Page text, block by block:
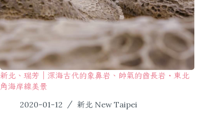
新北、瑞芳｜深海古代的象鼻岩、帥氣的酋長岩・東北
角海岸線美景
2020-01-12
新北 New Taipei